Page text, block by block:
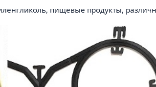
пищевые продукты,